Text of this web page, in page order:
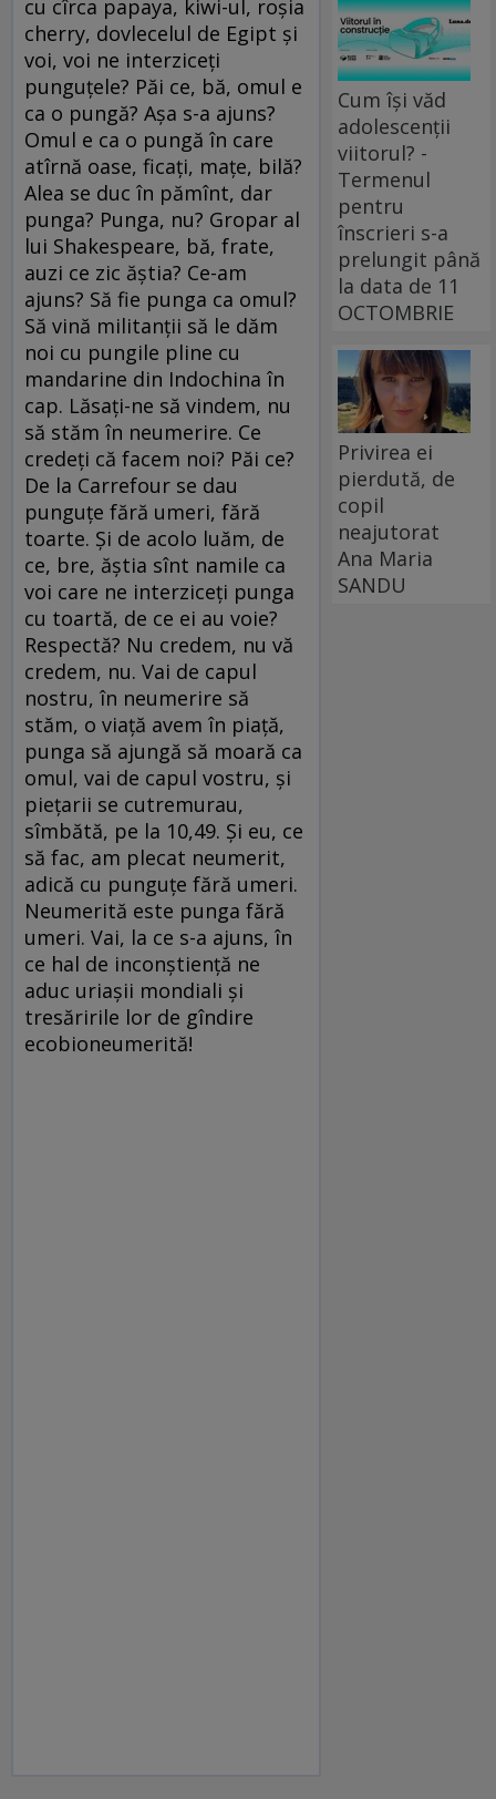
cu cîrca papaya, kiwi-ul, roșia
cherry, dovlecelul de Egipt și
voi, voi ne interziceți
punguțele? Păi ce, bă, omul e
ca o pungă? Așa s-a ajuns?
Omul e ca o pungă în care
atîrnă oase, ficați, mațe, bilă?
Alea se duc în pămînt, dar
punga? Punga, nu? Gropar al
lui Shakespeare, bă, frate,
auzi ce zic ăștia? Ce-am
ajuns? Să fie punga ca omul?
Să vină militanții să le dăm
noi cu pungile pline cu
mandarine din Indochina în
cap. Lăsați-ne să vindem, nu
să stăm în neumerire. Ce
credeți că facem noi? Păi ce?
De la Carrefour se dau
punguțe fără umeri, fără
toarte. Și de acolo luăm, de
ce, bre, ăștia sînt namile ca
voi care ne interziceți punga
cu toartă, de ce ei au voie?
Respectă? Nu credem, nu vă
credem, nu. Vai de capul
nostru, în neumerire să
stăm, o viață avem în piață,
punga să ajungă să moară ca
omul, vai de capul vostru, și
piețarii se cutremurau,
sîmbătă, pe la 10,49. Și eu, ce
să fac, am plecat neumerit,
adică cu punguțe fără umeri.
Neumerită este punga fără
umeri. Vai, la ce s-a ajuns, în
ce hal de inconștiență ne
aduc uriașii mondiali și
tresăririle lor de gîndire
ecobioneumerită!
Cum își văd
adolescenții
viitorul? -
Termenul
pentru
înscrieri s-a
prelungit până
la data de 11
OCTOMBRIE
Privirea ei
pierdută, de
copil
neajutorat
Ana Maria
SANDU